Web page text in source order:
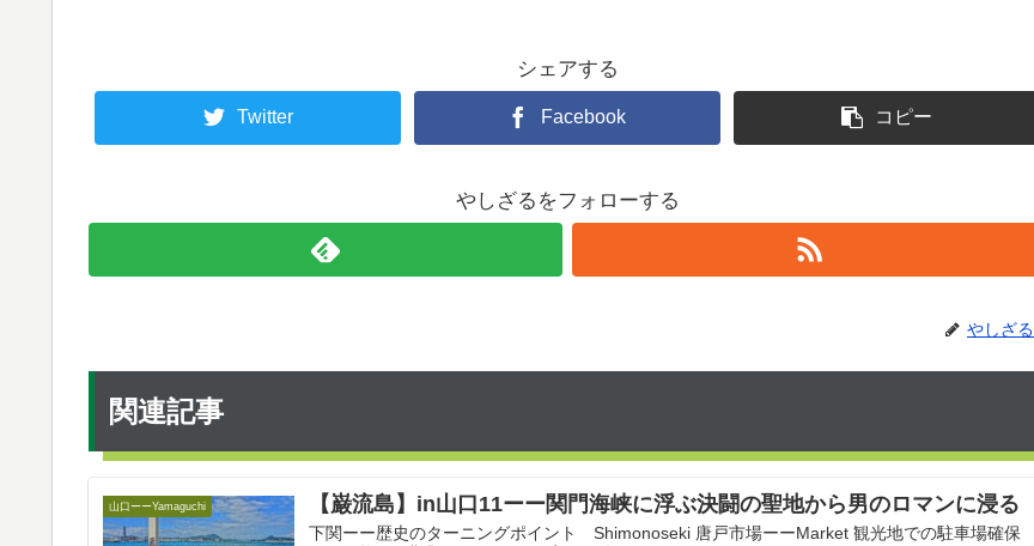
シェアする
Twitter Facebook コピー
やしざるをフォローする
やしざる
関連記事
山口ーーYamaguchi 【巌流島】in山口11ーー関門海峡に浮ぶ決闘の聖地から男のロマンに浸る
下関ーー歴史のターニングポイント Shimonoseki 唐戸市場ーーMarket 観光地での駐車場確保